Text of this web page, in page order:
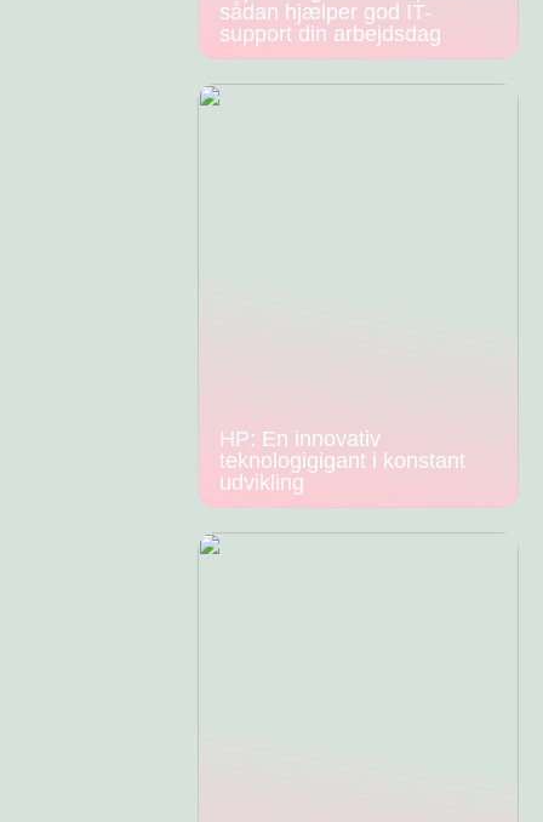
sådan hjælper god IT-
support din arbejdsdag
HP: En innovativ
teknologigigant i konstant
udvikling